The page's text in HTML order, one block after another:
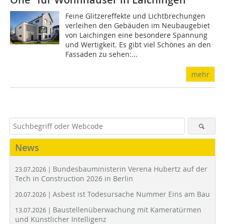
Feine Glitzereffekte und Lichtbrechungen
verleihen den Gebäuden im Neubaugebiet
von Laichingen eine besondere Spannung
und Wertigkeit. Es gibt viel Schönes an den
Fassaden zu sehen:...
mehr
News
23.07.2026 | Bundesbauministerin Verena Hubertz auf der
Tech in Construction 2026 in Berlin
20.07.2026 | Asbest ist Todesursache Nummer Eins am Bau
13.07.2026 | Baustellenüberwachung mit Kameratürmen
und Künstlicher Intelligenz